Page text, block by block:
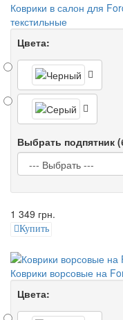
Коврики в салон для
текстильные
Цвета:
Выбрать подпятник
1 349 грн.
Купить
Коврики ворсовые на
Цвета: